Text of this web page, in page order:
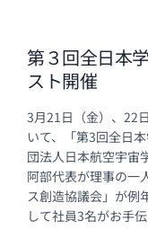
第３回全日本
スト開催
3月21日（金）、22
いて、「第3回全日
団法人日本航空宇宙
阿部代表が理事の一
ス創造協議会」が例
して社員3名がお手